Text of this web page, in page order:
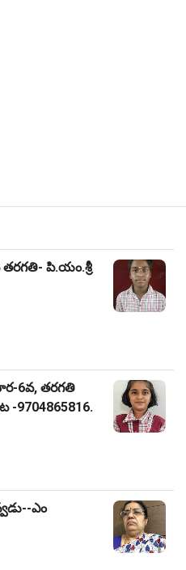
పి.యం.శ్రీ
6వ, తరగతి
-9704865816.
ఎం